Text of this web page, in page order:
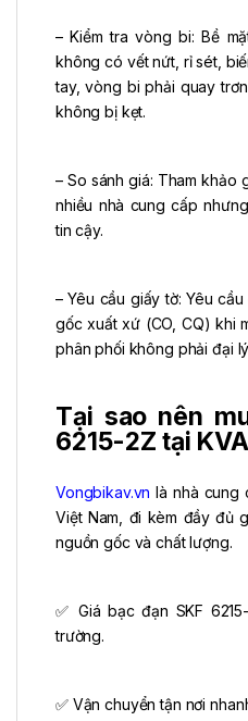
– Kiểm tra vòng bi: Bề
không có vết nứt, rỉ sét,
tay, vòng bi phải quay
không bị kẹt.
– So sánh giá: Tham khảo
nhiều nhà cung cấp
tin cậy.
– Yêu cầu giấy tờ: Yêu
gốc xuất xứ (CO, CQ) khi
phân phối không phải đại
Tại sao nên
6215-2Z tại
Vongbikav.vn là nhà cung
Việt Nam, đi kèm đầy đủ
nguồn gốc và chất lượng.
✅ Giá bạc đạn SKF
trường.
✅ Vận chuyển tận nơi